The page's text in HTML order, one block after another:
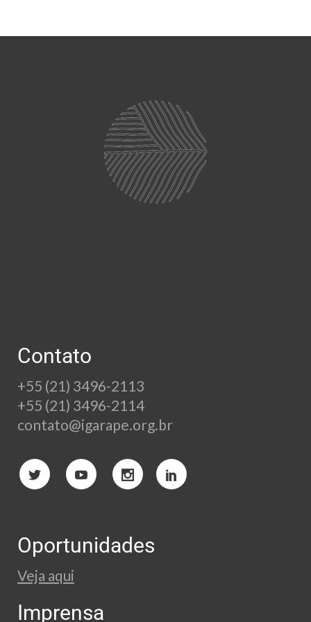
Contato
+55 (21) 3496-2113
+55 (21) 3496-2114
contato@igarape.org.br
Oportunidades
Veja aqui
Imprensa